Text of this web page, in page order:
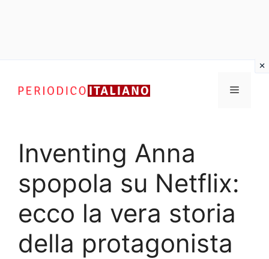
contenuto
Menu
Inventing Anna
spopola su Netflix:
ecco la vera storia
della protagonista